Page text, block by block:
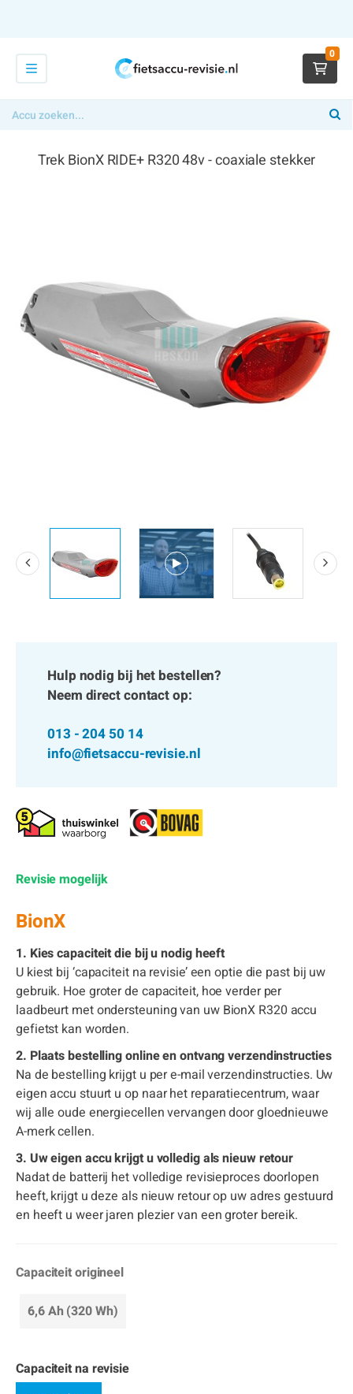
0
Trek BionX RIDE+ R320 48v - coaxiale stekker
Hulp nodig bij het bestellen?
Neem direct contact op:
013 - 204 50 14
info@fietsaccu-revisie.nl
Revisie mogelijk
BionX
1. Kies capaciteit die bij u nodig heeft
U kiest bij ‘capaciteit na revisie’ een optie die past bij uw
gebruik. Hoe groter de capaciteit, hoe verder per
laadbeurt met ondersteuning van uw BionX R320 accu
gefietst kan worden.
2. Plaats bestelling online en ontvang verzendinstructies
Na de bestelling krijgt u per e-mail verzendinstructies. Uw
eigen accu stuurt u op naar het reparatiecentrum, waar
wij alle oude energiecellen vervangen door gloednieuwe
A-merk cellen.
3. Uw eigen accu krijgt u volledig als nieuw retour
Nadat de batterij het volledige revisieproces doorlopen
heeft, krijgt u deze als nieuw retour op uw adres gestuurd
en heeft u weer jaren plezier van een groter bereik.
Capaciteit origineel
6,6 Ah (320 Wh)
Capaciteit na revisie